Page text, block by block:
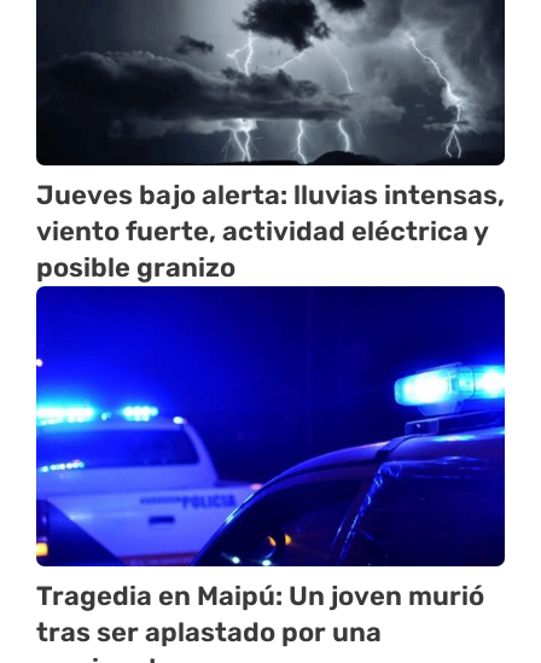
Jueves bajo alerta: lluvias intensas,
viento fuerte, actividad eléctrica y
posible granizo
Tragedia en Maipú: Un joven murió
tras ser aplastado por una